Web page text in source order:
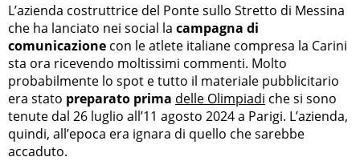
L’azienda costruttrice del Ponte sullo Stretto di Messina
che ha lanciato nei social la campagna di
comunicazione con le atlete italiane compresa la Carini
sta ora ricevendo moltissimi commenti. Molto
probabilmente lo spot e tutto il materiale pubblicitario
era stato preparato prima delle Olimpiadi che si sono
tenute dal 26 luglio all’11 agosto 2024 a Parigi. L’azienda,
quindi, all’epoca era ignara di quello che sarebbe
accaduto.